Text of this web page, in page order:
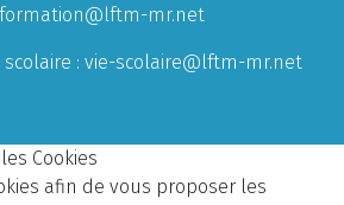
mr.net
scolaire : vie-scolaire@lftm-mr.net
Cookies
afin de vous proposer les